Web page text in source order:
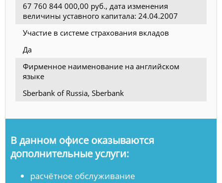
67 760 844 000,00 руб., дата изменения
величины уставного капитала: 24.04.2007
Участие в системе страхования вкладов
Да
Фирменное наименование на английском
языке
Sberbank of Russia, Sberbank
В данном офисе оказываются
дополнительные услуги:
расчётное обслуживание